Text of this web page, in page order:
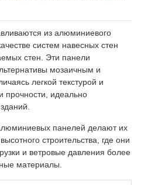
из алюминиевого
систем навесных стен
стен. Эти панели
мозаичным и
легкой текстурой и
прочности, идеально
панелей делают их
строительства, где они
и ветровые давления более
материалы.